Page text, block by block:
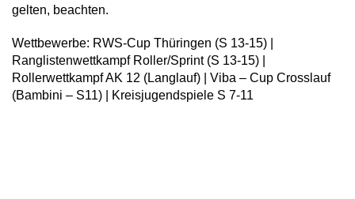
gelten, beachten.
Wettbewerbe: RWS-Cup Thüringen (S 13-15) |
Ranglistenwettkampf Roller/Sprint (S 13-15) |
Rollerwettkampf AK 12 (Langlauf) | Viba – Cup Crosslauf
(Bambini – S11) | Kreisjugendspiele S 7-11